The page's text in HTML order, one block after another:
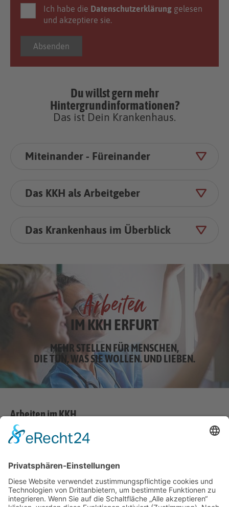
Ich habe die Datenschutzerklärung gelesen
und akzeptiere sie.
Du willst gern mehr
Hintergrundinformationen?
Das ist Dein Kranken­haus.
Miteinander - Füreinander
Das KKH als Arbeitgeber
Das Kranken­haus im Überblick
Arbeiten
IM KKH ERFURT
MEHR STELLEN FÜR MENSCHEN,
DIE TUN, WAS SIE WOLLEN. UND LIEBEN.
Arbeiten im KKH
Im Bereich Medizin und Gesundheit ist das Katholische Kranken­
haus „St. Johann Nepomuk“ ein wichtiger Dienstgeber in der
Die Mitarbeiterinnen und Mitarbeiter bringen nicht allein ihre
Fachkompetenzen, sondern auch ihre menschlichen und
sozialen Stärken in die Dienstgemeinschaft des Hauses ein. Sie